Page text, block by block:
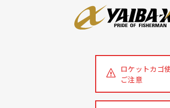
ロケットカゴ
ご注意